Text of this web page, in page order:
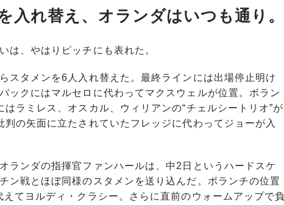
入れ替え、オランダはいつも通り。
、やはりピッチにも表れた。
スタメンを6人入れ替えた。最終ラインには出場停止明け
ックにはマルセロに代わってマクスウェルが位置。ボラン
ラミレス、オスカル、ウィリアンの“チェルシートリオ”が
の矢面に立たされていたフレッジに代わってジョーが入
ランダの指揮官ファンハールは、中2日というハードスケ
ン戦とほぼ同様のスタメンを送り込んだ。ボランチの位置
てヨルディ・クラシー。さらに直前のウォームアップで負